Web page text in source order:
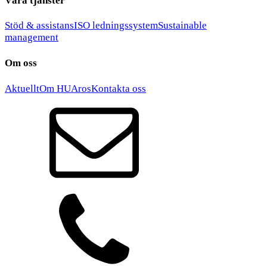
Stöd & assistansISO ledningssystemSustainable
management
Om oss
AktuelltOm HUArosKontakta oss